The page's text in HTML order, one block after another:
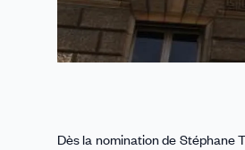
Dès la nomination de Stéphane